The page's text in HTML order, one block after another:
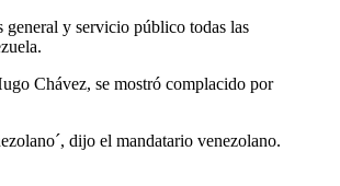
y servicio público todas las
Chávez, se mostró complacido por
dijo el mandatario venezolano.